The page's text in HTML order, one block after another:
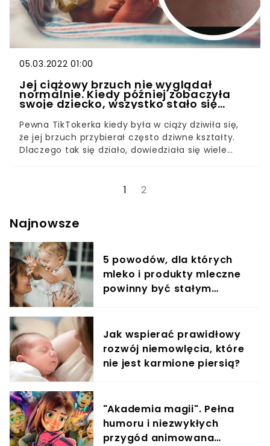
Świętego Mikołaja opowiedziała, jak pomaga
dzieciom z UkrainyOddziały przygotowawcze.
Ministerstwo Edukacji opublikowało zasady
organizacjiTylko u nas: Maria Deskur o pomocy
Chroni
05.03.2022 01:00
Jej ciążowy brzuch nie wyglądał
normalnie. Kiedy później zobaczyła
swoje dziecko, wszystko stało się
jasne
Pewna TikTokerka kiedy była w ciąży dziwiła się,
że jej brzuch przybierał często dziwne kształty.
Dlaczego tak się działo, dowiedziała się wiele
znana była głównie wśród młodzieży. Służyła do
także wśród m.in. rodziców, którzy za pomocą
dzieci i tematów z nimi związanych.
1 2
Najnowsze
5 powodów, dla których
mleko i produkty mleczne
powinny być stałym
Jak wspierać prawidłowy
rozwój niemowlęcia, które
nie jest karmione piersią?
"Akademia magii". Pełna
humoru i niezwykłych
przygód animowana